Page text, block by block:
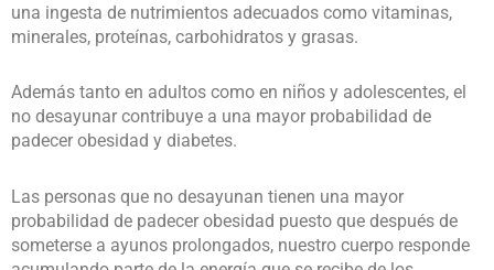
una ingesta de nutrimientos adecuados como vitaminas,
minerales, proteínas, carbohidratos y grasas.
Además tanto en adultos como en niños y adolescentes, el
no desayunar contribuye a una mayor probabilidad de
padecer obesidad y diabetes.
Las personas que no desayunan tienen una mayor
probabilidad de padecer obesidad puesto que después de
someterse a ayunos prolongados, nuestro cuerpo responde